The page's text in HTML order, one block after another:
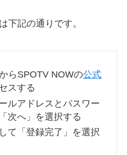
下記の通りです。
らSPOTV NOWの公式
スする
ルアドレスとパスワー
次へ」を選択する
て「登録完了」を選択